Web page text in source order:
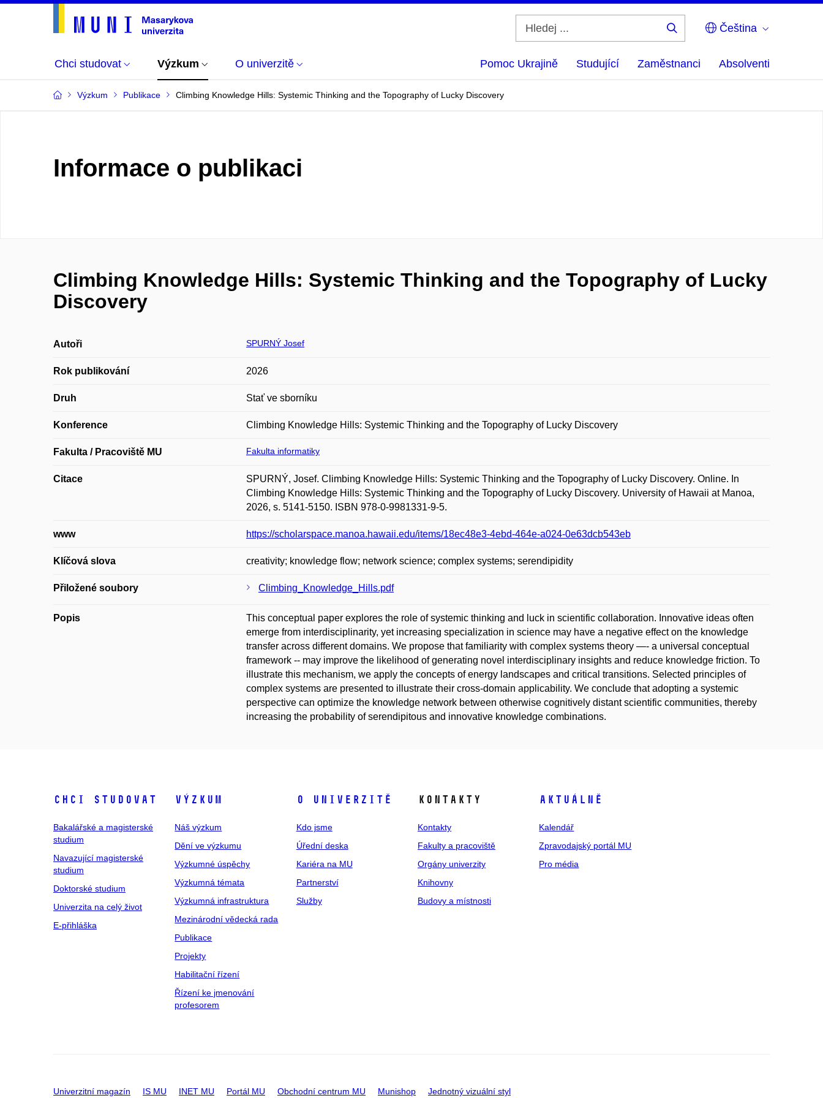
Čeština
Chci studovat Výzkum O univerzitě Pomoc Ukrajině Studující Zaměstnanci Absolventi
Výzkum Publikace Climbing Knowledge Hills: Systemic Thinking and the Topography of Lucky Discovery
Informace o publikaci
Climbing Knowledge Hills: Systemic Thinking and the Topography of Lucky
Discovery
Autoři SPURNÝ Josef
Rok publikování 2026
Druh Stať ve sborníku
Konference Climbing Knowledge Hills: Systemic Thinking and the Topography of Lucky Discovery
Fakulta / Pracoviště MU Fakulta informatiky
Citace
SPURNÝ, Josef. Climbing Knowledge Hills: Systemic Thinking and the Topography of Lucky Discovery. Online. In
Climbing Knowledge Hills: Systemic Thinking and the Topography of Lucky Discovery. University of Hawaii at Manoa,
2026, s. 5141-5150. ISBN 978-0-9981331-9-5.
www https://scholarspace.manoa.hawaii.edu/items/18ec48e3-4ebd-464e-a024-0e63dcb543eb
Klíčová slova creativity; knowledge flow; network science; complex systems; serendipidity
Přiložené soubory Climbing_Knowledge_Hills.pdf
Popis
This conceptual paper explores the role of systemic thinking and luck in scientific collaboration. Innovative ideas often
emerge from interdisciplinarity, yet increasing specialization in science may have a negative effect on the knowledge
transfer across different domains. We propose that familiarity with complex systems theory —- a universal conceptual
framework -- may improve the likelihood of generating novel interdisciplinary insights and reduce knowledge friction. To
illustrate this mechanism, we apply the concepts of energy landscapes and critical transitions. Selected principles of
complex systems are presented to illustrate their cross-domain applicability. We conclude that adopting a systemic
perspective can optimize the knowledge network between otherwise cognitively distant scientific communities, thereby
increasing the probability of serendipitous and innovative knowledge combinations.
Chci studovat
Bakalářské a magisterské
studium
Navazující magisterské
studium
Doktorské studium
Univerzita na celý život
E-přihláška
Výzkum
Náš výzkum
Dění ve výzkumu
Výzkumné úspěchy
Výzkumná témata
Výzkumná infrastruktura
Mezinárodní vědecká rada
Publikace
Projekty
Habilitační řízení
Řízení ke jmenování
profesorem
O univerzitě
Kdo jsme
Úřední deska
Kariéra na MU
Partnerství
Služby
Kontakty
Kontakty
Fakulty a pracoviště
Orgány univerzity
Knihovny
Budovy a místnosti
Aktuálně
Kalendář
Zpravodajský portál MU
Pro média
Univerzitní magazín IS MU INET MU Portál MU Obchodní centrum MU Munishop Jednotný vizuální styl